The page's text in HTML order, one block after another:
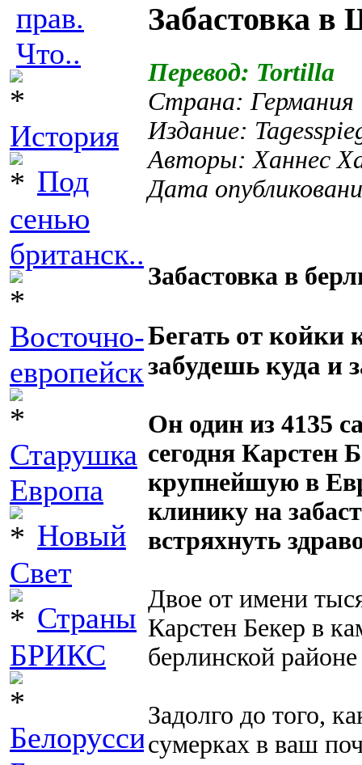
прав.
Что..
История
Под
сенью
британск..
Восточно-
европейск..
Старушка
Европа
Новый
Свет
Страны
БРИКС
Белоруссия-
Забастовка в
Перевод: Tortilla
Страна: Германия
Издание:
Авторы: Ханнес
Дата
Забастовка в
Бегать от койки
забудешь куда и
Он один из 4135
сегодня Карстен
крупнейшую в
клинику на
встряхнуть
Двое от имени
Карстен Бекер в
берлинской
Задолго до того,
сумерках в ваш